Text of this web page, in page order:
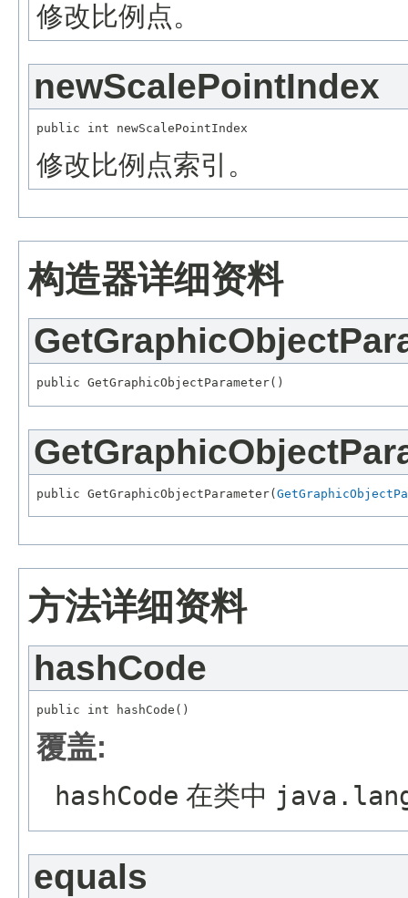
修改比例点。
newScalePointIndex
修改比例点索引。
构造器详细资料
public GetGraphicObjectParameter(
方法详细资料
hashCode
覆盖:
hashCode 在类中
equals